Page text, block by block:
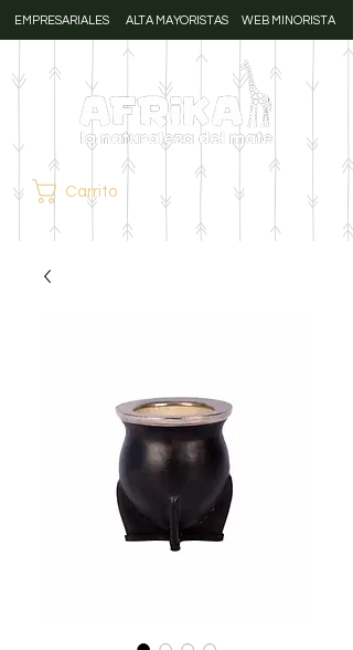
EMPRESARIALES ALTA MAYORISTAS WEB MINORISTA
Carrito